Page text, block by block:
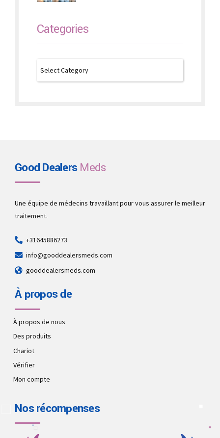
Categories
Good DealersMeds
Une équipe de médecins travaillant pour vous assurer le meilleur
traitement.
+31645886273
info@gooddealersmeds.com
gooddealersmeds.com
À propos de
À propos de nous
Des produits
Chariot
Vérifier
Mon compte
Nos récompenses